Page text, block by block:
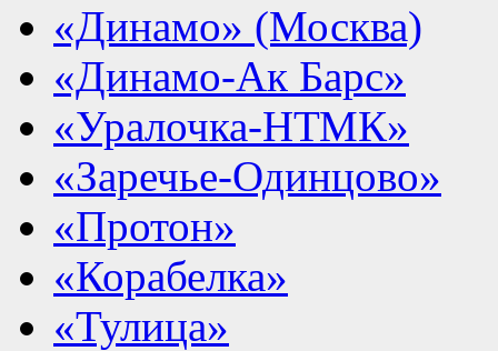
«Динамо» (Москва)
«Динамо-Ак Барс»
«Уралочка-НТМК»
«Заречье-Одинцово»
«Протон»
«Корабелка»
«Тулица»